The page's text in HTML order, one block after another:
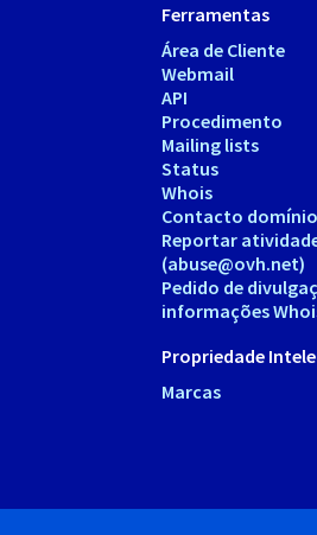
Ferramentas
Área de Cliente
Webmail
API
Procedimento
Mailing lists
Status
Whois
Contacto domínio
Reportar
(abuse@ovh.net)
Pedido de
informações
Propriedade
Marcas